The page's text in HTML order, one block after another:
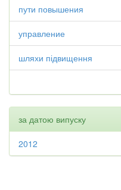
пути повышения
управление
шляхи підвищення
за датою випуску
2012